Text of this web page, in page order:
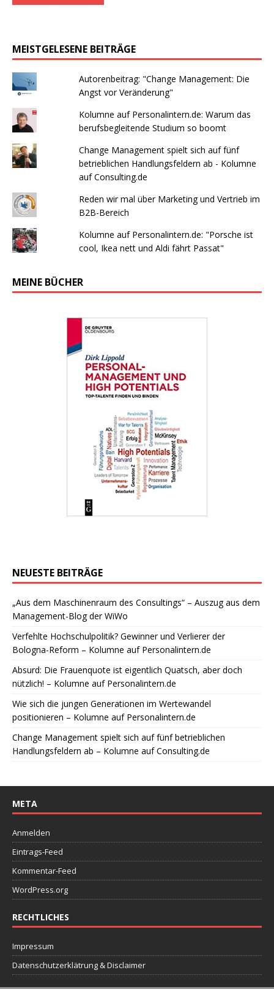
MEISTGELESENE BEITRÄGE
Autorenbeitrag: "Change Management: Die
Angst vor Veränderung"
Kolumne auf Personalintern.de: Warum das
berufsbegleitende Studium so boomt
Change Management spielt sich auf fünf
betrieblichen Handlungsfeldern ab - Kolumne
auf Consulting.de
Reden wir mal über Marketing und Vertrieb im
B2B-Bereich
Kolumne auf Personalintern.de: "Porsche ist
cool, Ikea nett und Aldi fährt Passat"
MEINE BÜCHER
NEUESTE BEITRÄGE
„Aus dem Maschinenraum des Consultings“ – Auszug aus dem
Management-Blog der WiWo
Verfehlte Hochschulpolitik? Gewinner und Verlierer der
Bologna-Reform – Kolumne auf Personalintern.de
Absurd: Die Frauenquote ist eigentlich Quatsch, aber doch
nützlich! – Kolumne auf Personalintern.de
Wie sich die jungen Generationen im Wertewandel
positionieren – Kolumne auf Personalintern.de
Change Management spielt sich auf fünf betrieblichen
Handlungsfeldern ab – Kolumne auf Consulting.de
META
Anmelden
Eintrags-Feed
Kommentar-Feed
WordPress.org
RECHTLICHES
Impressum
Datenschutzerklätrung & Disclaimer